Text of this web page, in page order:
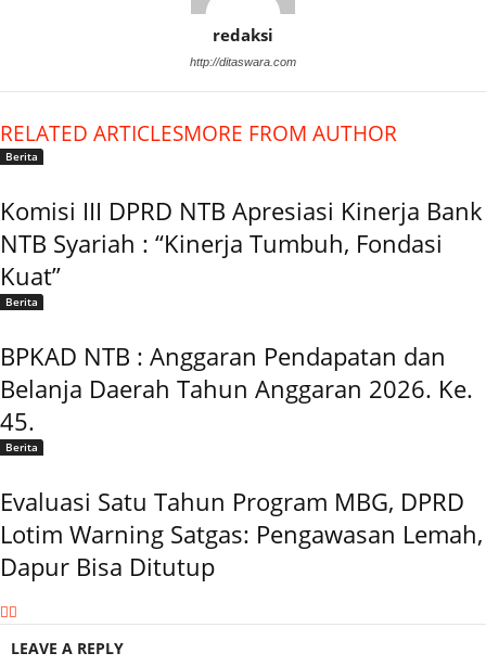
redaksi
http://ditaswara.com
RELATED ARTICLESMORE FROM AUTHOR
Berita
Komisi III DPRD NTB Apresiasi Kinerja Bank
NTB Syariah : “Kinerja Tumbuh, Fondasi
Kuat”
Berita
BPKAD NTB : Anggaran Pendapatan dan
Belanja Daerah Tahun Anggaran 2026. Ke.
45.
Berita
Evaluasi Satu Tahun Program MBG, DPRD
Lotim Warning Satgas: Pengawasan Lemah,
Dapur Bisa Ditutup
LEAVE A REPLY